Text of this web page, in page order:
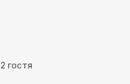
2 гостя